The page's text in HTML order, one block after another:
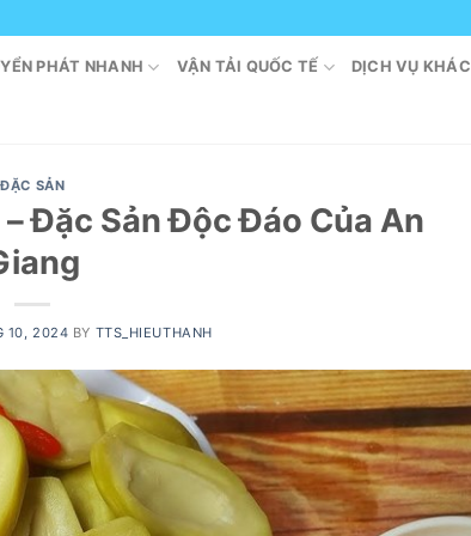
PHÁT NHANH VẬN TẢI QUỐC TẾ DỊCH VỤ KHÁC
ĐẶC SẢN
Đặc Sản Độc Đáo Của An
10, 2024 BY TTS_HIEUTHANH